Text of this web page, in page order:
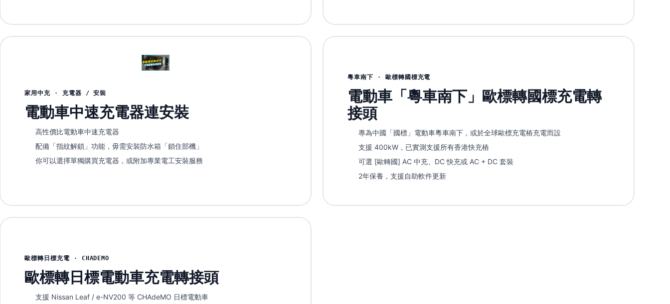
家用中充 · 充電器 / 安裝
電動車中速充電器連安裝
高性價比電動車中速充電器
配備「指紋解鎖」功能，毋需安裝防水箱「鎖住部機」
你可以選擇單獨購買充電器，或附加專業電工安裝服務
粵車南下 · 歐標轉國標充電
電動車「粵車南下」歐標轉國標充電轉
接頭
專為中國「國標」電動車粵車南下，或於全球歐標充電樁充電而設
支援 400kW，已實測支援所有香港快充樁
可選 [歐轉國] AC 中充、DC 快充或 AC + DC 套裝
2年保養，支援自助軟件更新
歐標轉日標充電 · CHADEMO
歐標轉日標電動車充電轉接頭
支援 Nissan Leaf / e-NV200 等 CHAdeMO 日標電動車